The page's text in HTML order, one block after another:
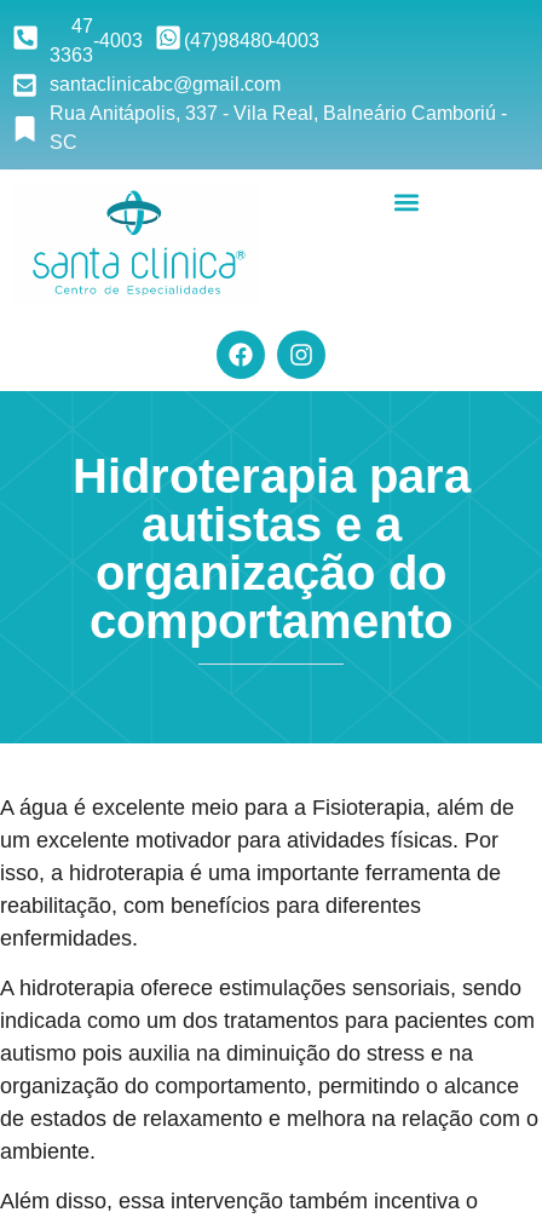
47
3363
-4003 (47)98480-4003
santaclinicabc@gmail.com
Rua Anitápolis, 337 - Vila Real, Balneário Camboriú -
SC
Hidroterapia para
autistas e a
organização do
comportamento
A água é excelente meio para a Fisioterapia, além de
um excelente motivador para atividades físicas. Por
isso, a hidroterapia é uma importante ferramenta de
reabilitação, com benefícios para diferentes
enfermidades.
A hidroterapia oferece estimulações sensoriais, sendo
indicada como um dos tratamentos para pacientes com
autismo pois auxilia na diminuição do stress e na
organização do comportamento, permitindo o alcance
de estados de relaxamento e melhora na relação com o
ambiente.
Além disso, essa intervenção também incentiva o